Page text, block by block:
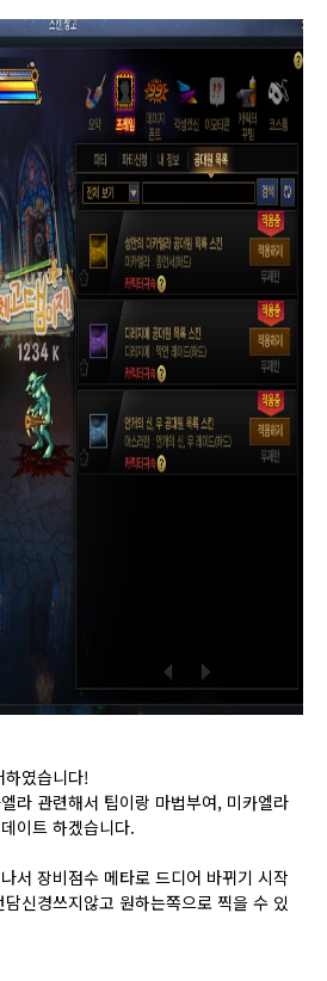
였습니다!
라 관련해서 팁이랑 마법부여, 미카엘라
이트 하겠습니다.
서 장비점수 메타로 드디어 바뀌기 시작
신경쓰지않고 원하는쪽으로 찍을 수 있